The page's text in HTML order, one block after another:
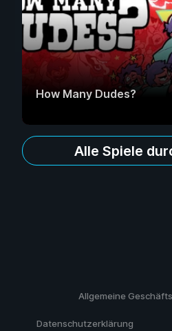
How Many Dudes?
Alle Spiele
Allgemeine
Datenschutzerklärung